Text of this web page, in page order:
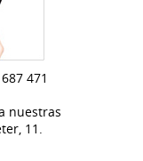
471
nuestras
11.